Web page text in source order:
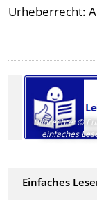
Urheberrecht:
Bildrechte:©
einfaches
Einfaches